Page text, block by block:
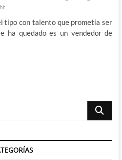
tipo con talento que prometía ser
ha quedado es un vendedor de
Buscar